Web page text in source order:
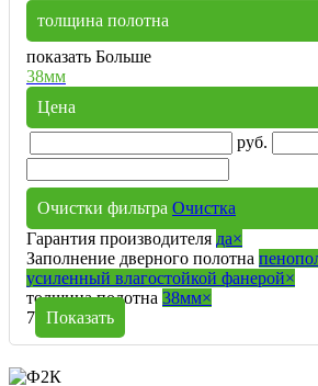
толщина полотна
показать Больше
38мм
Цена
руб.
Очистки фильтра Очистка
Гарантия производителя да×
Заполнение дверного полотна
усиленный влагостойкой фанерой×
толщина полотна 38мм×
7 Показать